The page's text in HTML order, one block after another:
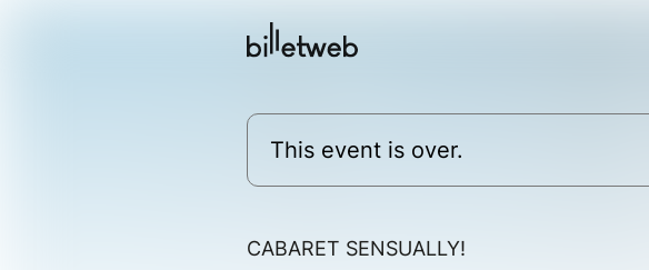
This event is over.
CABARET SENSUALLY!